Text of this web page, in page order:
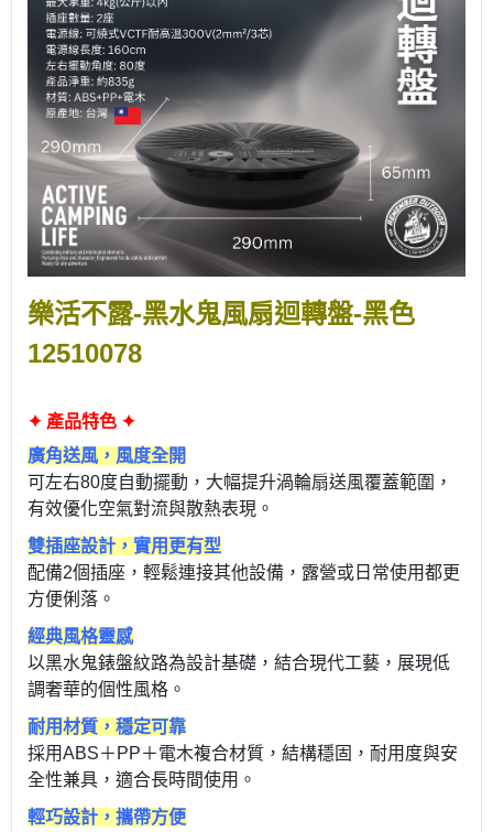
樂活不露-黑水鬼風扇迴轉盤-黑色
12510078
✦ 產品特色 ✦
廣角送風，風度全開
可左右80度自動擺動，大幅提升渦輪扇送風覆蓋範圍，
有效優化空氣對流與散熱表現。
雙插座設計，實用更有型
配備2個插座，輕鬆連接其他設備，露營或日常使用都更
方便俐落。
經典風格靈感
以黑水鬼錶盤紋路為設計基礎，結合現代工藝，展現低
調奢華的個性風格。
耐用材質，穩定可靠
採用ABS＋PP＋電木複合材質，結構穩固，耐用度與安
全性兼具，適合長時間使用。
輕巧設計，攜帶方便